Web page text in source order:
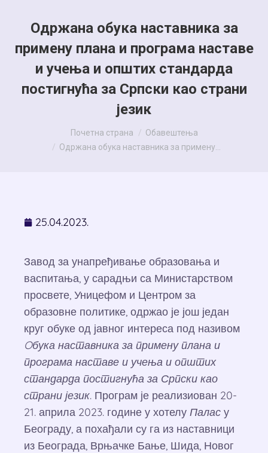
Одржана обука наставника за
примену плана и програма наставе
и учења и општих стандарда
постигнућа за Српски као страни
језик
You are here:Почетна страна
Обавештења
Одржана обука наставника за примену…
25.04.2023.
Завод за унапређивање образовања и
васпитања, у сарадњи са Министарством
просвете, Уницефом и Центром за
образовне политике, одржао је још један
круг обуке од јавног интереса под називом
Oбука наставника за примену плана и
програма наставе и учења и општих
стандарда постигнућа за Српски као
страни језик. Програм је реализиован 20-
21. априла 2023. године у хотелу Палас у
Београду, а похађали су га из наставници
из Београда, Врњачке Бање, Шида, Новог